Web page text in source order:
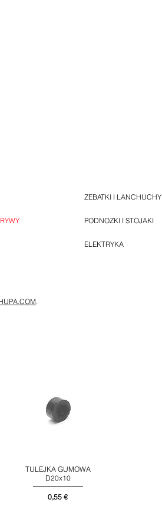
ZEBATKI I LANCHUCHY
PODNOZKI I STOJAKI
ELEKTRYKA
.
Podgląd
TULEJKA GUMOWA
D20x10
Cena
0,55 €